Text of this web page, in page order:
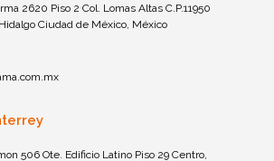
2620 Piso 2 Col. Lomas Altas C.P.11950
Ciudad de México, México
506 Ote. Edificio Latino Piso 29 Centro,